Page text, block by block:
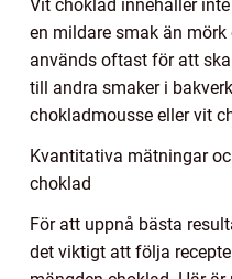
Vit choklad innehåller
en mildare smak än
används oftast för att
till andra smaker i
chokladmousse eller vit
Kvantitativa mätningar
choklad
För att uppnå bästa
det viktigt att följa